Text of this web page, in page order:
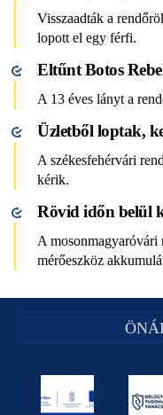
Visszaadták a
lopott el egy férfi.
Eltűnt Botos
A 13 éves lányt a
Üzletből loptak,
A székesfehérvári
kérik.
Rövid időn belül
A
mérőeszköz